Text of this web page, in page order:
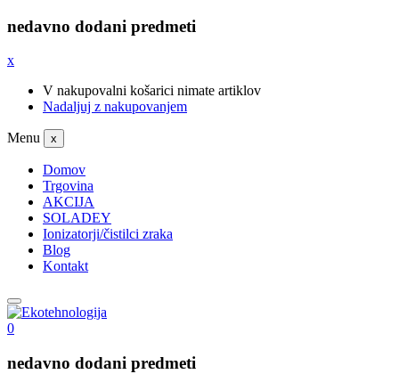
nedavno dodani predmeti
x
V nakupovalni košarici nimate artiklov
Nadaljuj z nakupovanjem
Menu x
Domov
Trgovina
AKCIJA
SOLADEY
Ionizatorji/čistilci zraka
Blog
Kontakt
0
nedavno dodani predmeti